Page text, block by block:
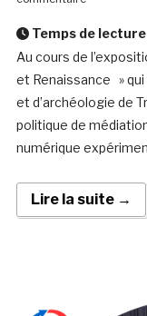
Temps de lecture
Au cours de
et Renaissance »
et d’archéologie de
politique de
numérique
Lire la suite →